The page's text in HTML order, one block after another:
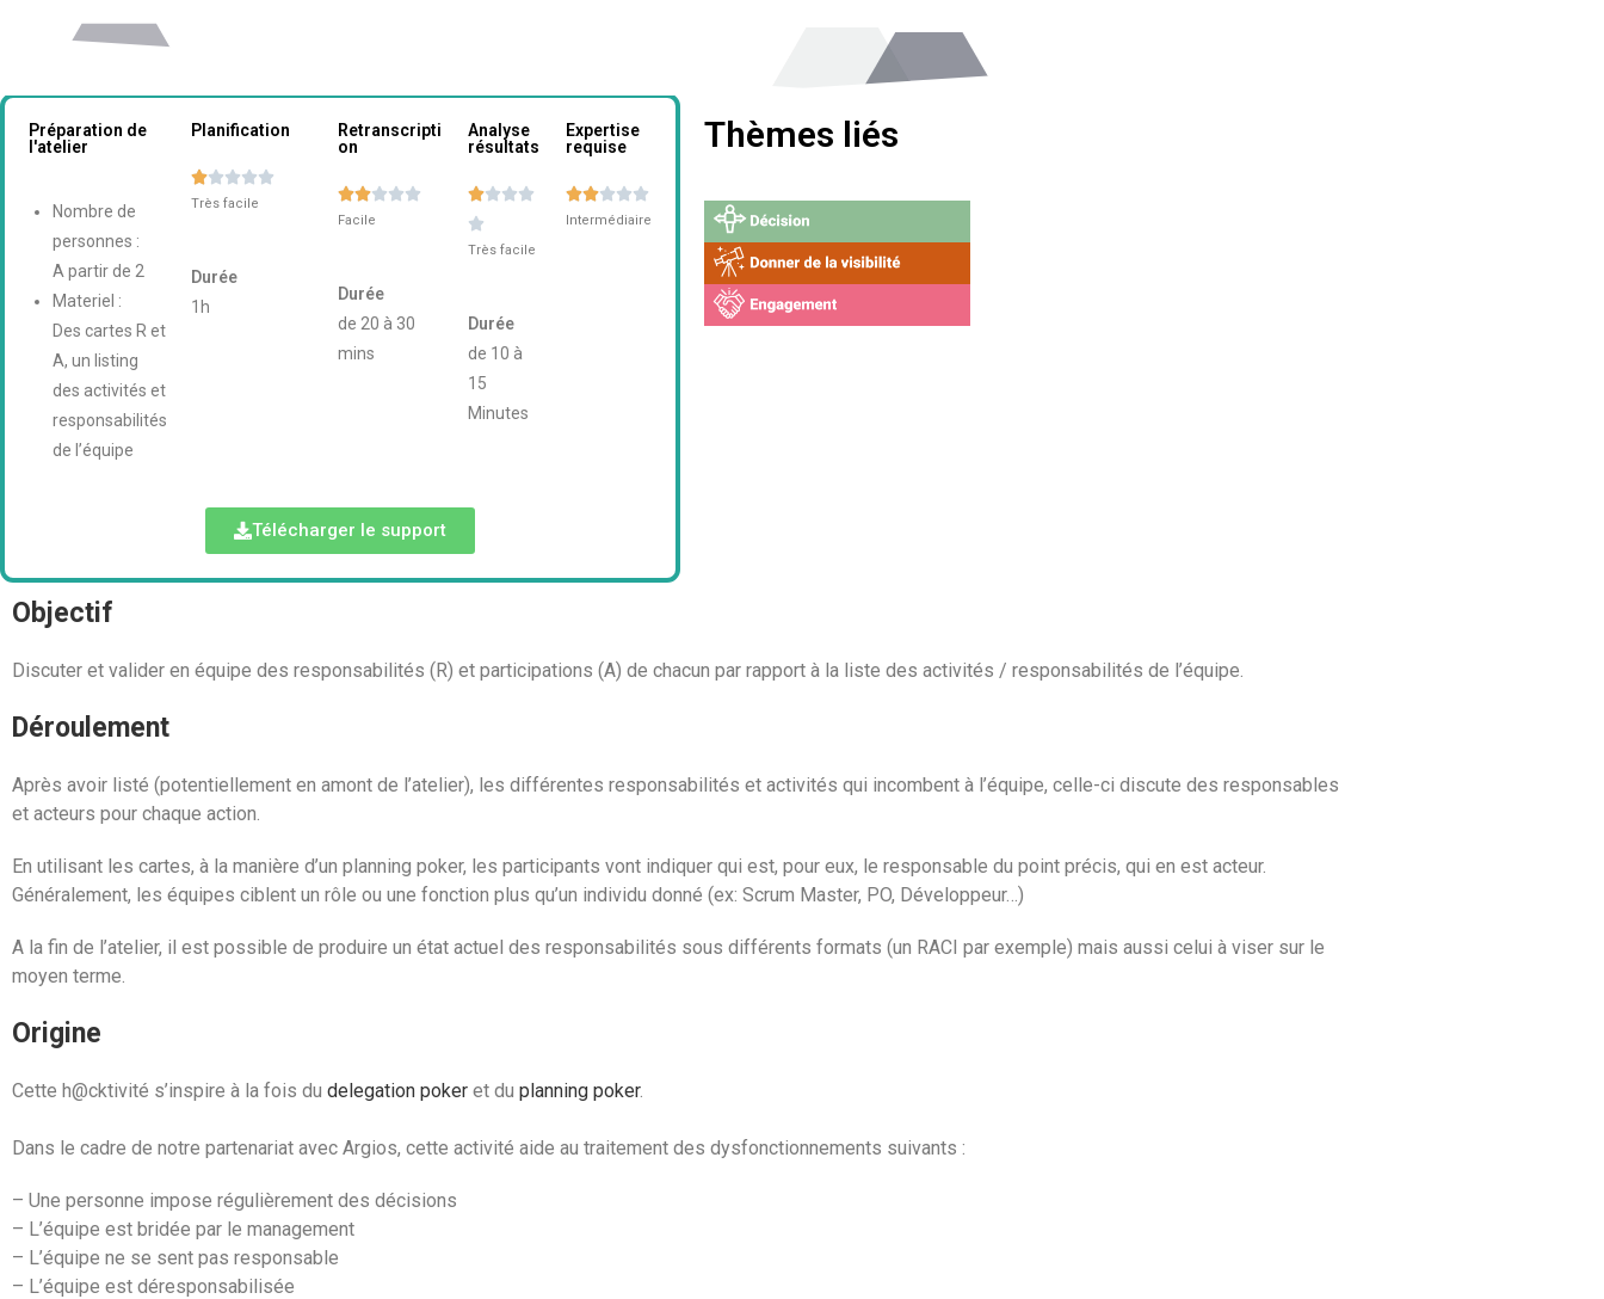
Préparation de
l'atelier
Nombre de
personnes :
A partir de 2
Materiel :
Des cartes R et
A, un listing
des activités et
responsabilités
de l’équipe
Planification

Très facile
Durée
1h
Retranscripti
on

Facile
Durée
de 20 à 30
mins
Analyse
résultats


Très facile
Durée
de 10 à
15
Minutes
Expertise
requise

Intermédiaire
Télécharger le support
Thèmes liés
Objectif
Discuter et valider en équipe des responsabilités (R) et participations (A) de chacun par rapport à la liste des activités / responsabilités de l’équipe.
Déroulement
Après avoir listé (potentiellement en amont de l’atelier), les différentes responsabilités et activités qui incombent à l’équipe, celle-ci discute des responsables
et acteurs pour chaque action.
En utilisant les cartes, à la manière d’un planning poker, les participants vont indiquer qui est, pour eux, le responsable du point précis, qui en est acteur.
Généralement, les équipes ciblent un rôle ou une fonction plus qu’un individu donné (ex: Scrum Master, PO, Développeur…)
A la fin de l’atelier, il est possible de produire un état actuel des responsabilités sous différents formats (un RACI par exemple) mais aussi celui à viser sur le
moyen terme.
Origine
Cette h@cktivité s’inspire à la fois du delegation poker et du planning poker.
Dans le cadre de notre partenariat avec Argios, cette activité aide au traitement des dysfonctionnements suivants :
– Une personne impose régulièrement des décisions
– L’équipe est bridée par le management
– L’équipe ne se sent pas responsable
– L’équipe est déresponsabilisée